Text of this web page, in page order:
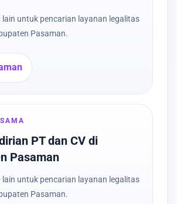
lain untuk pencarian layanan legalitas
Pasaman.
PT dan CV di
Pasaman
lain untuk pencarian layanan legalitas
Pasaman.